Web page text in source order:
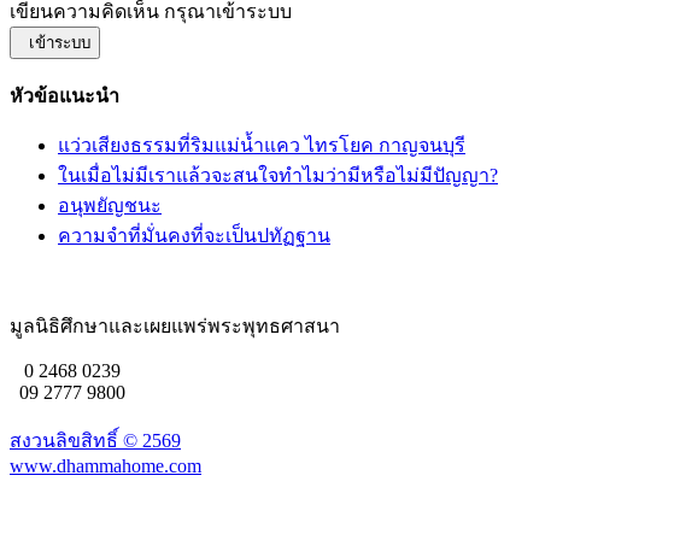
เขียนความคิดเห็น กรุณาเข้าระบบ
เข้าระบบ
หัวข้อแนะนำ
แว่วเสียงธรรมที่ริมแม่น้ำแคว ไทรโยค กาญจนบุรี
ในเมื่อไม่มีเราแล้วจะสนใจทำไมว่ามีหรือไม่มีปัญญา?
อนุพยัญชนะ
ความจำที่มั่นคงที่จะเป็นปทัฏฐาน
มูลนิธิศึกษาและเผยแพร่พระพุทธศาสนา
0 2468 0239
09 2777 9800
สงวนลิขสิทธิ์ © 2569
www.dhammahome.com